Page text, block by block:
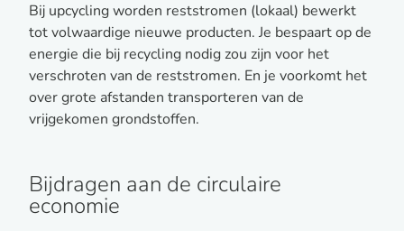
Bij upcycling worden reststromen (lokaal) bewerkt
tot volwaardige nieuwe producten. Je bespaart op de
energie die bij recycling nodig zou zijn voor het
verschroten van de reststromen. En je voorkomt het
over grote afstanden transporteren van de
vrijgekomen grondstoffen.
Bijdragen aan de circulaire
economie